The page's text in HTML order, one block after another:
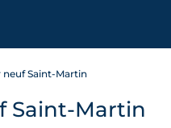
Saint-Martin
Saint-Martin